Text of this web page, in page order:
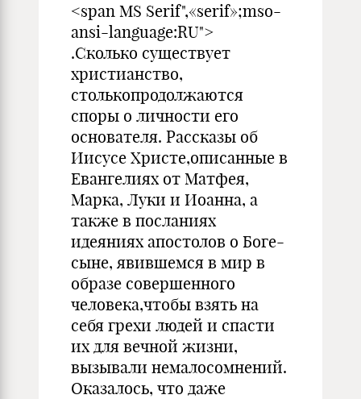
<span MS Serif",«serif»;mso-
ansi-language:RU">
.Сколько существует
христианство,
столькопродолжаются
споры о личности его
основателя. Рассказы об
Иисусе Христе,описанные в
Евангелиях от Матфея,
Марка, Луки и Иоанна, а
также в посланиях
идеяниях апостолов о Боге-
сыне, явившемся в мир в
образе совершенного
человека,чтобы взять на
себя грехи людей и спасти
их для вечной жизни,
вызывали немалосомнений.
Оказалось, что даже